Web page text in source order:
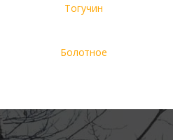
Тогучин
Болотное